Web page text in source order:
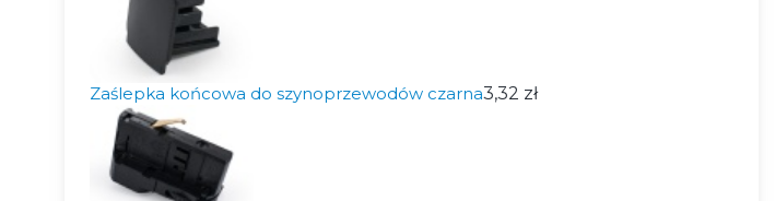
Zaślepka końcowa do szynoprzewodów czarna3,32 zł